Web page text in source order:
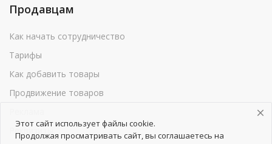
Продавцам
Как начать сотрудничество
Тарифы
Как добавить товары
Продвижение товаров
Реквизиты
Этот сайт использует файлы cookie.
Продолжая просматривать сайт, вы соглашаетесь на